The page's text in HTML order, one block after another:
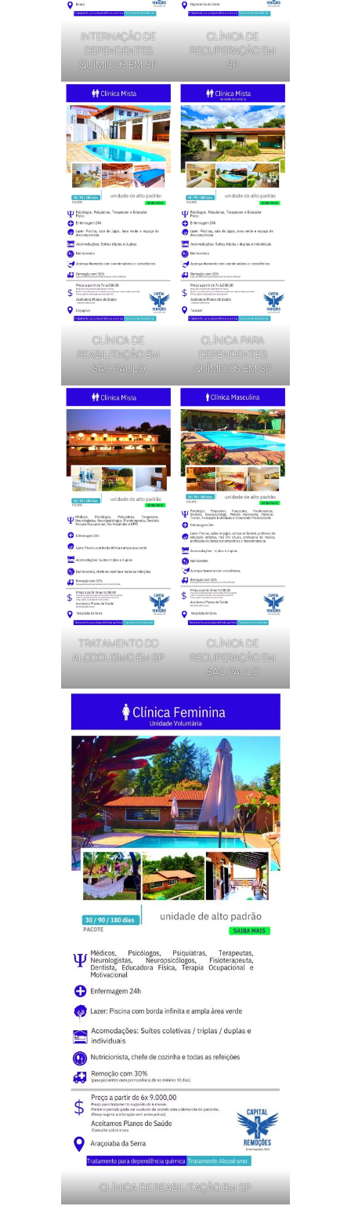
INTERNAÇÃO DE
DEPENDENTES
QUÍMICOS EM SP
CLÍNICA DE
RECUPERAÇÃO EM
SP
CLÍNICA DE
REABILITAÇÃO EM
SÃO PAULO
CLÍNICA PARA
DEPENDENTES
QUÍMICOS EM SP
TRATAMENTO DO
ALCOOLISMO EM SP
CLÍNICA DE
RECUPERAÇÃO EM
SÃO PAULO
CLÍNICA DE REABILITAÇÃO EM SP